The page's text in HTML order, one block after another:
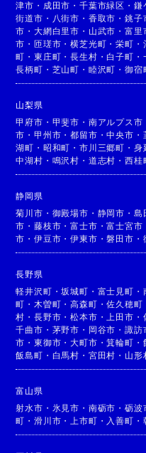
津市 ・ 成田市 ・千葉市緑区 ・ 鎌
街道市 ・ 八街市 ・ 香取市 ・銚子
市 ・大網白里市 ・ 山武市 ・富里
市 ・ 匝瑳市 ・横芝光町 ・栄町 ・
町 ・東庄町 ・長生村 ・白子町 ・
長柄町 ・ 芝山町 ・ 睦沢町 ・御宿
山梨県
甲府市 ・ 甲斐市 ・ 南アルプス市
市 ・甲州市 ・都留市 ・中央市 ・
湖町 ・ 昭和町 ・市川三郷町 ・ 身
中湖村 ・ 鳴沢村 ・ 道志村 ・西桂
静岡県
菊川市 ・ 御殿場市 ・ 静岡市 ・ 島
市 ・藤枝市 ・富士市 ・富士宮市
市 ・伊豆市 ・伊東市 ・磐田市 ・
長野県
軽井沢町 ・坂城町 ・ 富士見町 ・
町 ・木曽町 ・高森町 ・佐久穂町
村 ・長野市 ・松本市 ・上田市 ・
千曲市 ・ 茅野市 ・ 岡谷市 ・諏訪
市 ・東御市 ・大町市 ・箕輪町 ・
飯島町 ・ 白馬村 ・ 宮田村 ・ 山形
富山県
射水市 ・ 氷見市 ・ 南砺市 ・砺波
町 ・滑川市 ・上市町 ・ 入善町 ・